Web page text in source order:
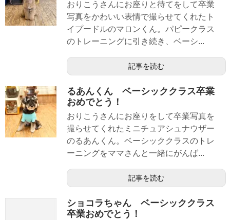
おりこうさんにお座りと待てをして卒業
写真をかわいい表情で撮らせてくれたト
イプードルのマロンくん。パピークラス
のトレーニングに引き続き、ベーシ...
記事を読む
るあんくん ベーシッククラス卒業
おめでとう！
おりこうさんにお座りをして卒業写真を
撮らせてくれたミニチュアシュナウザー
のるあんくん。ベーシッククラスのトレ
ーニングをママさんと一緒にがんば...
記事を読む
ショコラちゃん ベーシッククラス
卒業おめでとう！